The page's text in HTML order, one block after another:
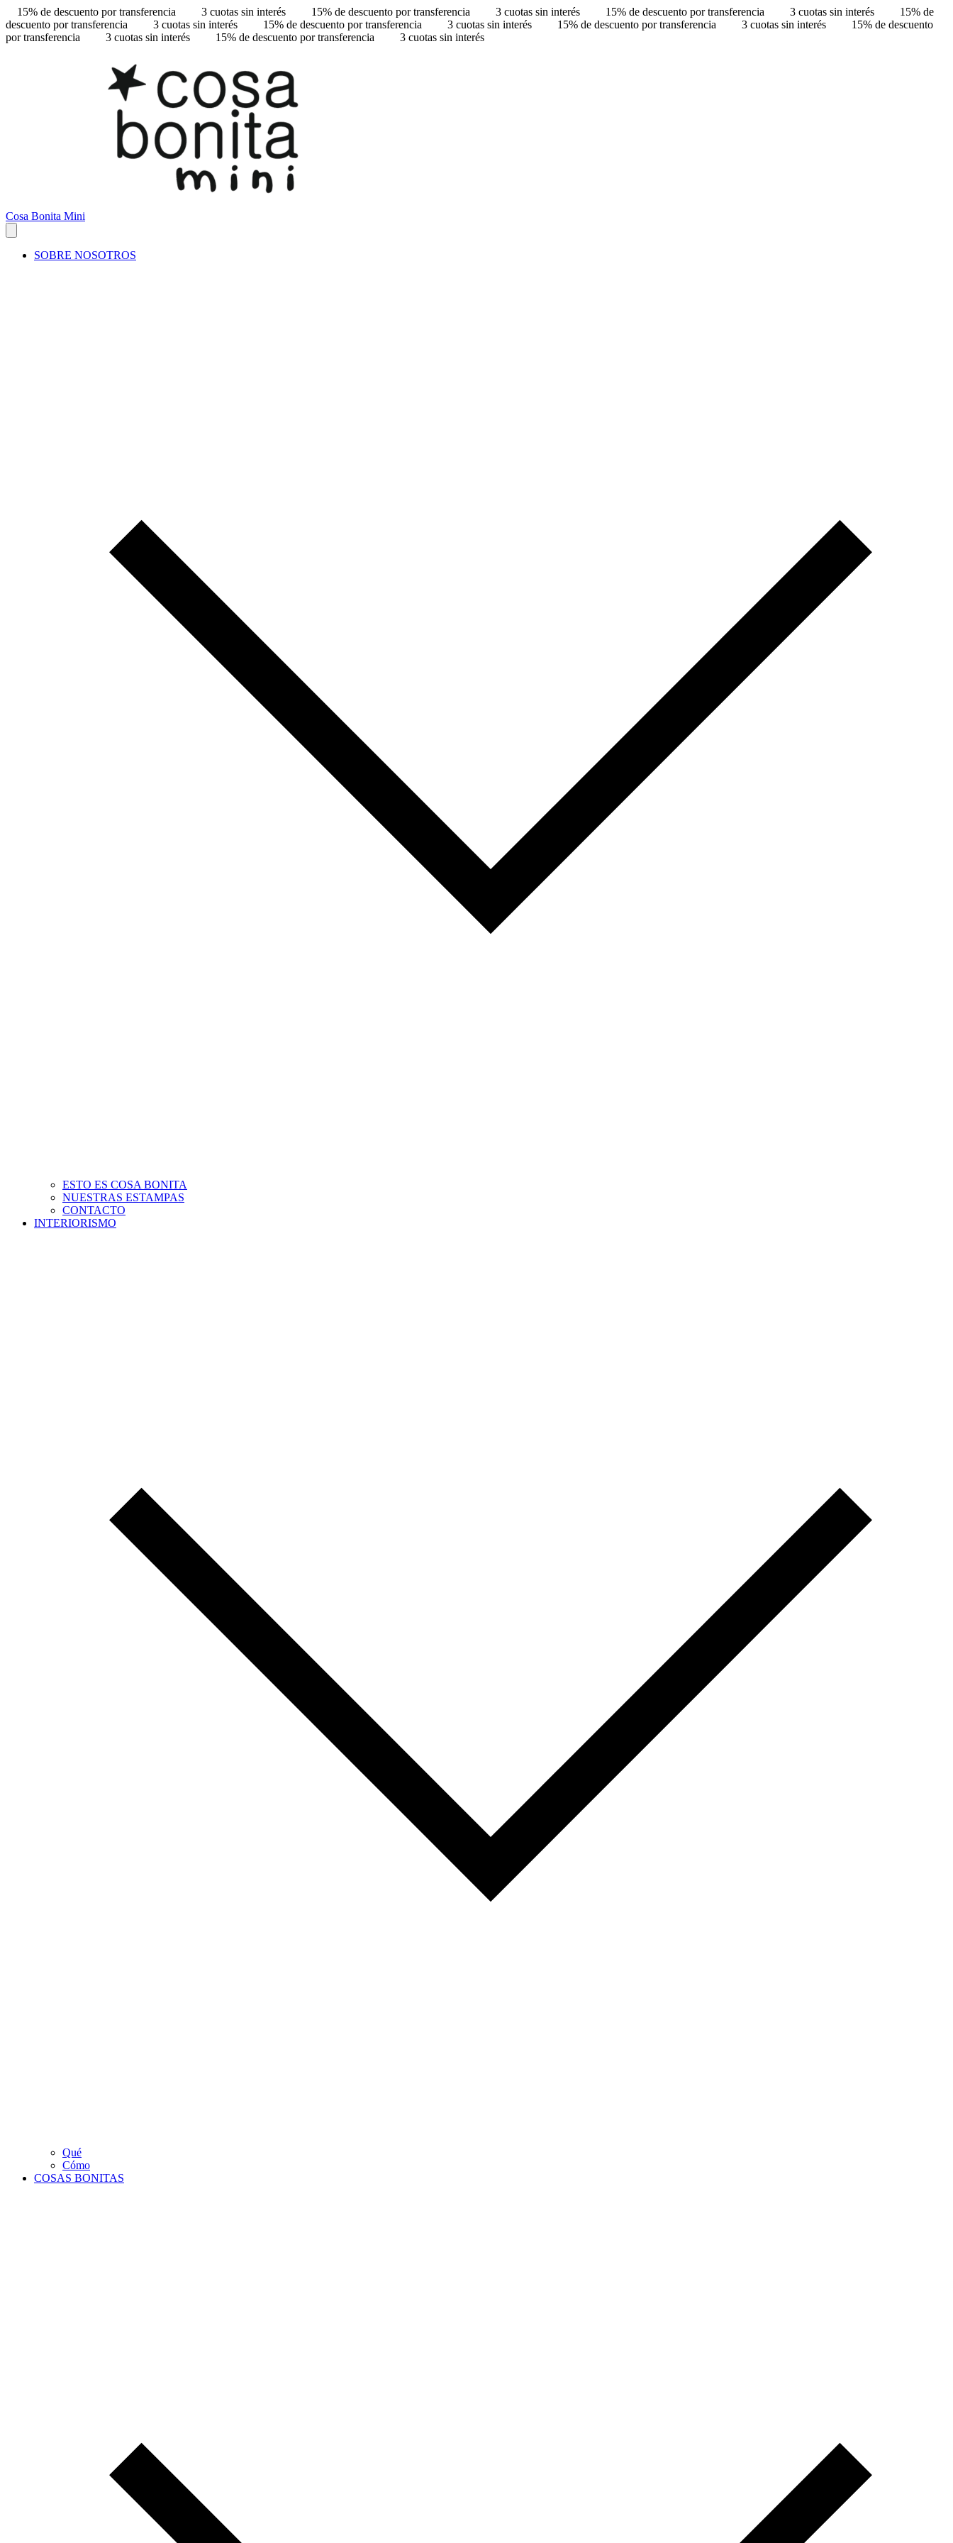
15% de descuento por transferencia 3 cuotas sin interés 15% de descuento por transferencia 3 cuotas sin interés 15% de descuento por transferencia 3 cuotas sin interés
15% de
descuento por transferencia
3 cuotas sin interés 15% de descuento por transferencia 3 cuotas sin interés 15% de descuento por transferencia 3 cuotas sin interés
15% de descuento
por transferencia
3 cuotas sin interés 15% de descuento por transferencia 3 cuotas sin interés
Cosa Bonita Mini
SOBRE NOSOTROS
ESTO ES COSA BONITA
NUESTRAS ESTAMPAS
CONTACTO
INTERIORISMO
Qué
Cómo
COSAS BONITAS